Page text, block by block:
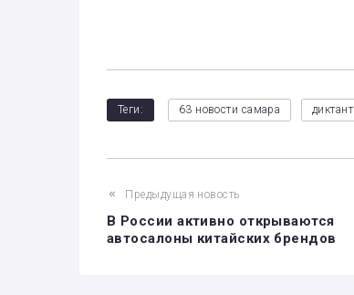
Теги: 63 новости самара диктант
Предыдущая новость
В России активно открываются
автосалоны китайских брендов